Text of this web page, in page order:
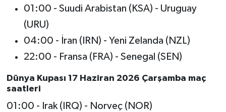
01:00 - Suudi Arabistan (KSA) - Uruguay
(URU)
04:00 - İran (IRN) - Yeni Zelanda (NZL)
22:00 - Fransa (FRA) - Senegal (SEN)
Dünya Kupası 17 Haziran 2026 Çarşamba maç
saatleri
01:00 - Irak (IRQ) - Norveç (NOR)